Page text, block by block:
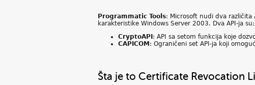
Programmatic Tools: Microsoft nudi dva
karakteristike Windows Server 2003. Dva API-ja su:
CryptoAPI : API sa setom funkcija koje
CAPICOM : Ograničeni set API-ja koji
Šta je to Certificate Revocation